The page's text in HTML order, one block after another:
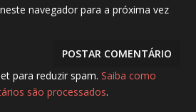
navegador para a próxima vez
para reduzir spam.Saiba como
são processados.